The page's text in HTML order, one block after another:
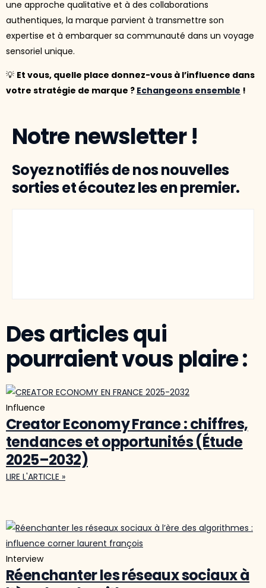
une approche qualitative et à des collaborations
authentiques, la marque parvient à transmettre son
expertise et à embarquer sa communauté dans un voyage
sensoriel unique.
💡 Et vous, quelle place donnez-vous à l’influence dans
votre stratégie de marque ? Echangeons ensemble !
Notre newsletter !
Soyez notifiés de nos nouvelles
sorties et écoutez les en premier.
Des articles qui
pourraient vous plaire :
Influence
Creator Economy France : chiffres,
tendances et opportunités (Étude
2025–2032)
LIRE L'ARTICLE »
Interview
Réenchanter les réseaux sociaux à